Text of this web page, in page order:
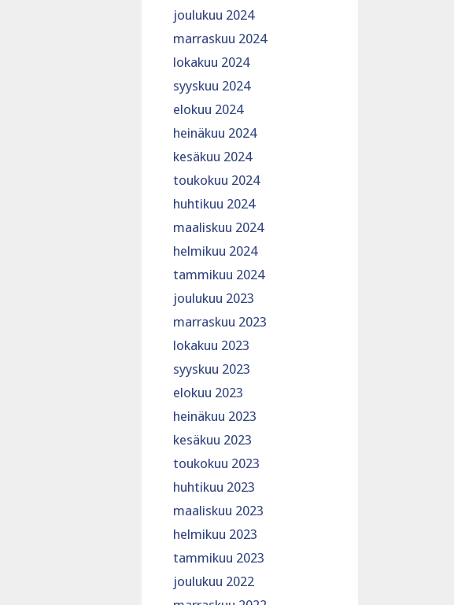
joulukuu 2024
marraskuu 2024
lokakuu 2024
syyskuu 2024
elokuu 2024
heinäkuu 2024
kesäkuu 2024
toukokuu 2024
huhtikuu 2024
maaliskuu 2024
helmikuu 2024
tammikuu 2024
joulukuu 2023
marraskuu 2023
lokakuu 2023
syyskuu 2023
elokuu 2023
heinäkuu 2023
kesäkuu 2023
toukokuu 2023
huhtikuu 2023
maaliskuu 2023
helmikuu 2023
tammikuu 2023
joulukuu 2022